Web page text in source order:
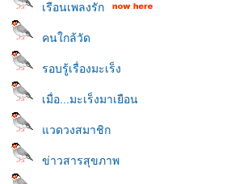
เรือนเพลงรัก
คนใกล้วัด
รอบรู้เรื่องมะเร็ง
เมื่อ...มะเร็งมาเยือน
วดวงสมาชิก
ข่าวสารสุขภาพ